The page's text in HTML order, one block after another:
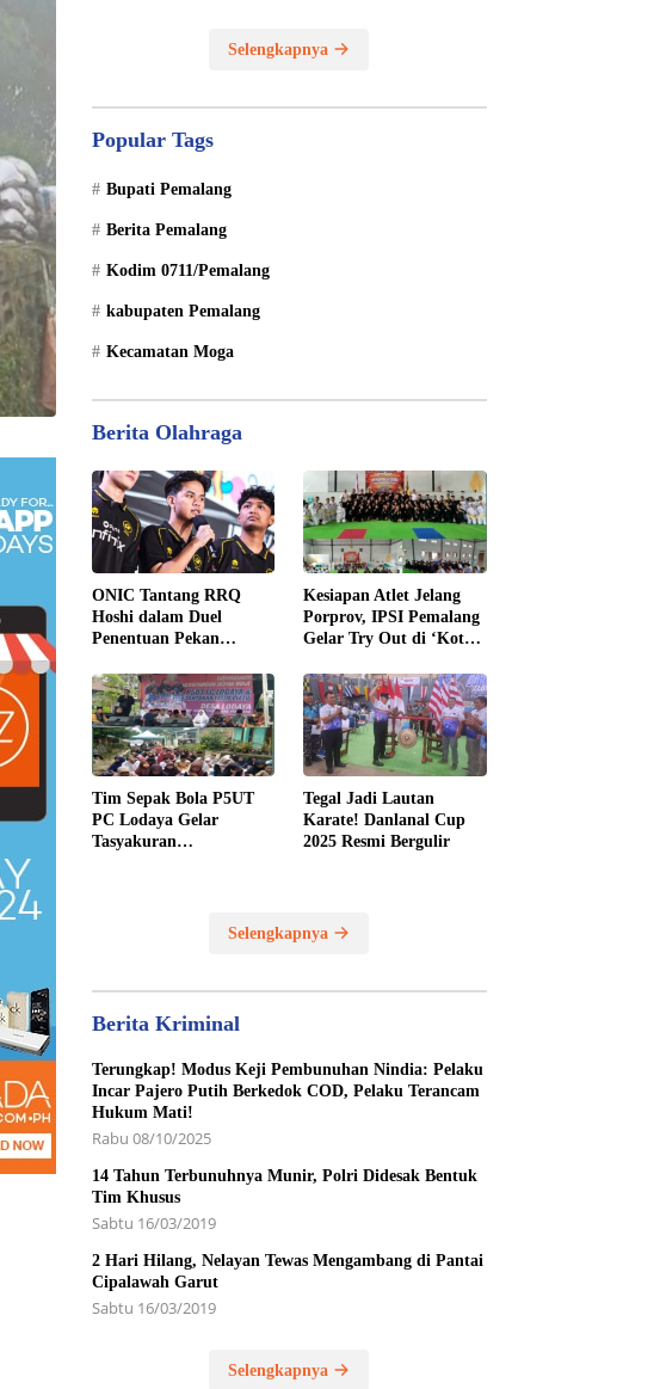
Selengkapnya
Popular Tags
Bupati Pemalang
Berita Pemalang
Kodim 0711/Pemalang
kabupaten Pemalang
Kecamatan Moga
Berita Olahraga
ONIC Tantang RRQ
Hoshi dalam Duel
Penentuan Pekan
17
Kesiapan Atlet Jelang
Porprov, IPSI Pemalang
Gelar Try Out di ‘Kota
Tim Sepak Bola P5UT
PC Lodaya Gelar
Tasyakuran
Tegal Jadi Lautan
Karate! Danlanal Cup
2025 Resmi Bergulir
Selengkapnya
Berita Kriminal
Terungkap! Modus Keji Pembunuhan Nindia: Pelaku
Incar Pajero Putih Berkedok COD, Pelaku Terancam
Hukum Mati!
Rabu 08/10/2025
14 Tahun Terbunuhnya Munir, Polri Didesak Bentuk
Tim Khusus
Sabtu 16/03/2019
2 Hari Hilang, Nelayan Tewas Mengambang di Pantai
Cipalawah Garut
Sabtu 16/03/2019
Selengkapnya